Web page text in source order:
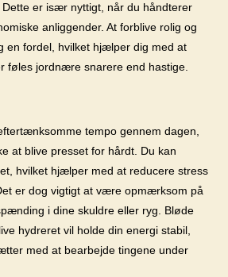
er især nyttigt, når du håndterer
anliggender. At forblive rolig og
en fordel, hvilket hjælper dig med at
føles jordnære snarere end hastige.
tempo gennem dagen,
at blive presset for hårdt. Du kan
hvilket hjælper med at reducere stress
er dog vigtigt at være opmærksom på
i dine skuldre eller ryg. Bløde
hydreret vil holde din energi stabil,
med at bearbejde tingene under